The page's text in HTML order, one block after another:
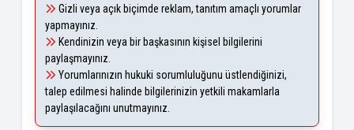
Gizli veya açık biçimde reklam, tanıtım amaçlı yorumlar
yapmayınız.
Kendinizin veya bir başkasının kişisel bilgilerini
paylaşmayınız.
Yorumlarınızın hukuki sorumluluğunu üstlendiğinizi,
talep edilmesi halinde bilgilerinizin yetkili makamlarla
paylaşılacağını unutmayınız.